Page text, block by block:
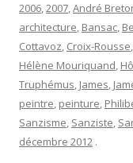
2006,2007,André
architecture, Bansac,
Cottavoz, Croix-Rousse,
Hélène Mouriquand,
Truphémus, James,
peintre, peinture,
Sanzisme, Sanziste,
décembre 2012 .